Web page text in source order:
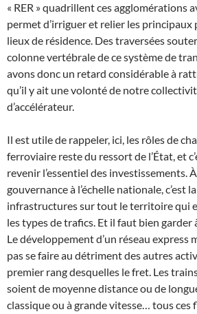
« RER » quadrillent ces agglomérations
permet d’irriguer et relier les principaux
lieux de résidence. Des traversées
colonne vertébrale de ce système de
avons donc un retard considérable à
qu’il y ait une volonté de notre
d’accélérateur.
Il est utile de rappeler, ici, les rôles de
ferroviaire reste du ressort de l’État, et
revenir l’essentiel des investissements.
gouvernance à l’échelle nationale, c’est
infrastructures sur tout le territoire qui
les types de trafics. Et il faut bien garder
Le développement d’un réseau
pas se faire au détriment des autres
premier rang desquelles le fret. Les
soient de moyenne distance ou de
classique ou à grande vitesse… tous